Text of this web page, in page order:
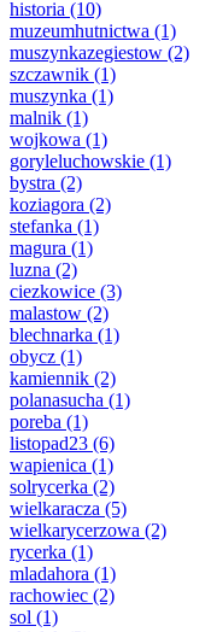
historia (10)
muzeumhutnictwa (1)
muszynkazegiestow (2)
szczawnik (1)
muszynka (1)
malnik (1)
wojkowa (1)
goryleluchowskie (1)
bystra (2)
koziagora (2)
stefanka (1)
magura (1)
luzna (2)
ciezkowice (3)
malastow (2)
blechnarka (1)
obycz (1)
kamiennik (2)
polanasucha (1)
poreba (1)
listopad23 (6)
wapienica (1)
solrycerka (2)
wielkaracza (5)
wielkarycerzowa (2)
rycerka (1)
mladahora (1)
rachowiec (2)
sol (1)